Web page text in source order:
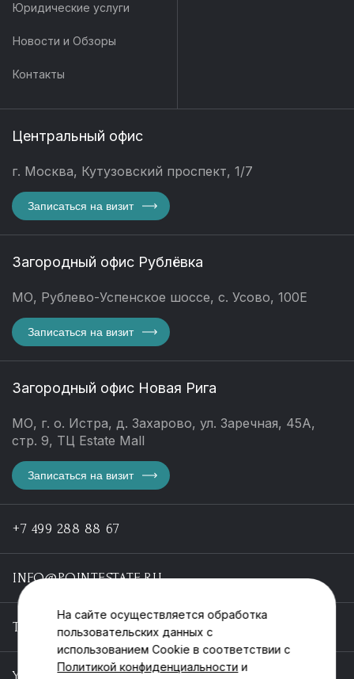
Юридические услуги
Новости и Обзоры
Контакты
Центральный офис
г. Москва, Кутузовский проспект, 1/7
Записаться на визит
Загородный офис Рублёвка
МО, Рублево-Успенское шоссе, с. Усово, 100Е
Записаться на визит
Загородный офис Новая Рига
МО, г. о. Истра, д. Захарово, ул. Заречная, 45А,
стр. 9, ТЦ Estate Mall
Записаться на визит
+7 499 288 88 67
INFO@POINTESTATE.RU
TELEGRAM
На сайте осуществляется обработка
пользовательских данных с
использованием Cookie в соответствии с
Политикой конфиденциальности и